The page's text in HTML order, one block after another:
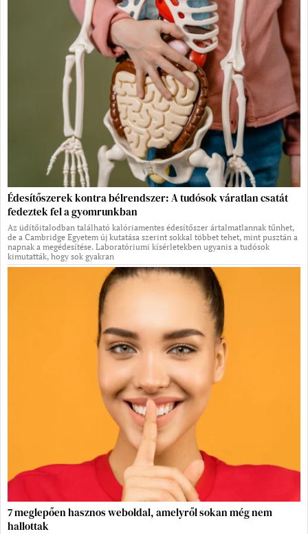
Édesítőszerek kontra bélrendszer: A tudósok váratlan csatát
fedeztek fel a gyomrunkban
Az üdítőitalodban található kalóriamentes édesítőszer ártalmatlannak tűnhet,
de a Cambridge Egyetem új kutatása szerint sokkal többet tehet, mint pusztán a
napnak a megédesítése. Laboratóriumi kísérletekben ugyanis a tudósok
kimutatták, hogy sok gyakran
7 meglepően hasznos weboldal, amelyről sokan még nem
hallottak